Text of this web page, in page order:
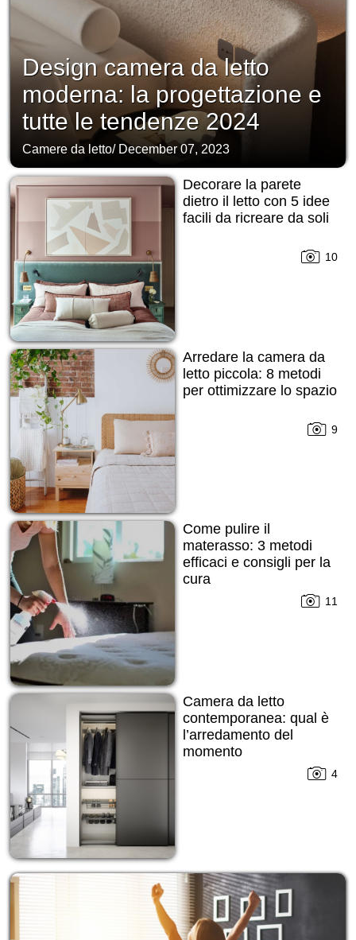
Design camera da letto
moderna: la progettazione e
tutte le tendenze 2024
Camere da letto/ December 07, 2023
Decorare la parete
dietro il letto con 5 idee
facili da ricreare da soli
10
Arredare la camera da
letto piccola: 8 metodi
per ottimizzare lo spazio
9
Come pulire il
materasso: 3 metodi
efficaci e consigli per la
cura
11
Camera da letto
contemporanea: qual è
l’arredamento del
momento
4